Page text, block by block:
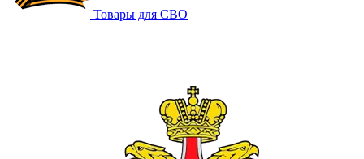
Товары для СВО